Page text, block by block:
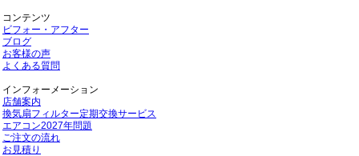
コンテンツ
ビフォー・アフター
ブログ
お客様の声
よくある質問
インフォーメーション
店舗案内
換気扇フィルター定期交換サービス
エアコン2027年問題
ご注文の流れ
お見積り